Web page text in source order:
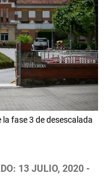
fase 3 de desescalada
13 JULIO, 2020 -